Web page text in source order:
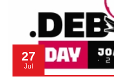
27
Jul